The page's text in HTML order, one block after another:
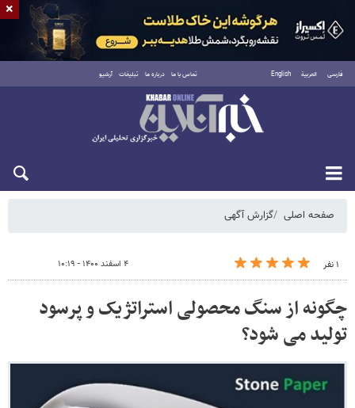
فارسی العربية English تماس با ما درباره ما تبلیغات آرشیو
شنبه ۱۷ مرداد ۱۴۰۵
صفحه اصلی گزارش آگهی
۱ نفر ۴ اسفند ۱۴۰۰ - ۱۰:۱۹
چگونه از سنگ محصولی استراتژیک و پرسود
تولید می شود؟
×